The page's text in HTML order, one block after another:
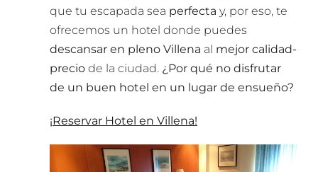
que tu escapada sea perfecta y, por eso, te
ofrecemos un hotel donde puedes
descansar en pleno Villena al mejor calidad-
precio de la ciudad. ¿Por qué no disfrutar
de un buen hotel en un lugar de ensueño?
¡Reservar Hotel en Villena!